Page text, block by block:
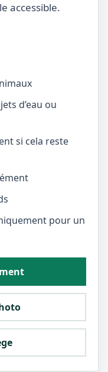
accessible.
d’eau ou
si cela reste
pour un